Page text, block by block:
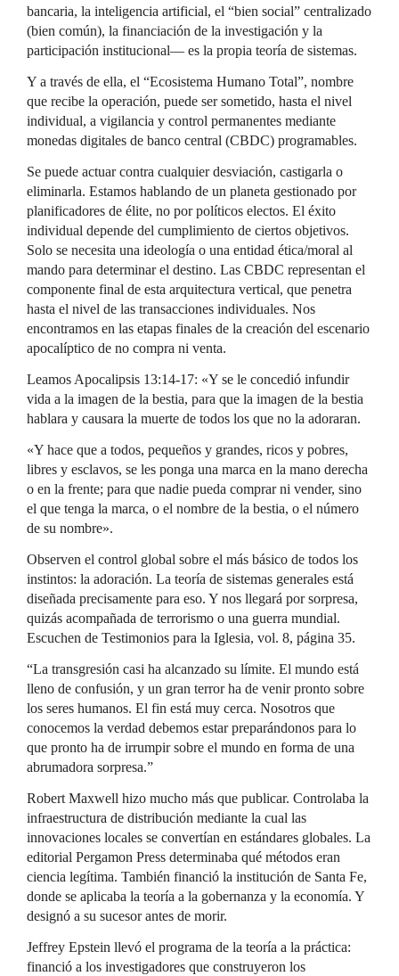
bancaria, la inteligencia artificial, el “bien social” centralizado
(bien común), la financiación de la investigación y la
participación institucional— es la propia teoría de sistemas.
Y a través de ella, el “Ecosistema Humano Total”, nombre
que recibe la operación, puede ser sometido, hasta el nivel
individual, a vigilancia y control permanentes mediante
monedas digitales de banco central (CBDC) programables.
Se puede actuar contra cualquier desviación, castigarla o
eliminarla. Estamos hablando de un planeta gestionado por
planificadores de élite, no por políticos electos. El éxito
individual depende del cumplimiento de ciertos objetivos.
Solo se necesita una ideología o una entidad ética/moral al
mando para determinar el destino. Las CBDC representan el
componente final de esta arquitectura vertical, que penetra
hasta el nivel de las transacciones individuales. Nos
encontramos en las etapas finales de la creación del escenario
apocalíptico de no compra ni venta.
Leamos Apocalipsis 13:14-17: «Y se le concedió infundir
vida a la imagen de la bestia, para que la imagen de la bestia
hablara y causara la muerte de todos los que no la adoraran.
«Y hace que a todos, pequeños y grandes, ricos y pobres,
libres y esclavos, se les ponga una marca en la mano derecha
o en la frente; para que nadie pueda comprar ni vender, sino
el que tenga la marca, o el nombre de la bestia, o el número
de su nombre».
Observen el control global sobre el más básico de todos los
instintos: la adoración. La teoría de sistemas generales está
diseñada precisamente para eso. Y nos llegará por sorpresa,
quizás acompañada de terrorismo o una guerra mundial.
Escuchen de Testimonios para la Iglesia, vol. 8, página 35.
“La transgresión casi ha alcanzado su límite. El mundo está
lleno de confusión, y un gran terror ha de venir pronto sobre
los seres humanos. El fin está muy cerca. Nosotros que
conocemos la verdad debemos estar preparándonos para lo
que pronto ha de irrumpir sobre el mundo en forma de una
abrumadora sorpresa.”
Robert Maxwell hizo mucho más que publicar. Controlaba la
infraestructura de distribución mediante la cual las
innovaciones locales se convertían en estándares globales. La
editorial Pergamon Press determinaba qué métodos eran
ciencia legítima. También financió la institución de Santa Fe,
donde se aplicaba la teoría a la gobernanza y la economía. Y
designó a su sucesor antes de morir.
Jeffrey Epstein llevó el programa de la teoría a la práctica:
financió a los investigadores que construyeron los